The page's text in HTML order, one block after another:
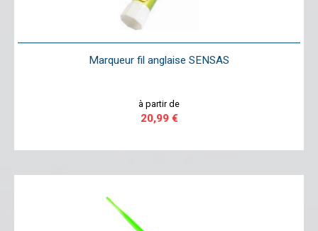
Marqueur fil anglaise SENSAS
à partir de
20,99 €